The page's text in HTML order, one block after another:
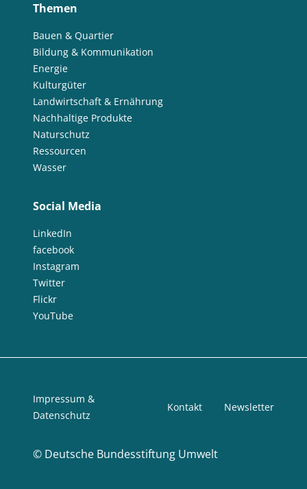
Themen
Bauen & Quartier
Bildung & Kommunikation
Energie
Kulturgüter
Landwirtschaft & Ernährung
Nachhaltige Produkte
Naturschutz
Ressourcen
Wasser
Social Media
LinkedIn
facebook
Instagram
Twitter
Flickr
YouTube
© Deutsche Bundesstiftung Umwelt
Impressum &
Datenschutz
Kontakt Newsletter